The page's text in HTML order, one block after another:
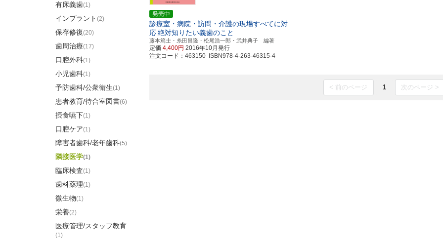
発売中
診療室・病院・訪問・介護の現場すべてに対
応絶対知りたい義歯のこと
藤本篤士・糸田昌隆・松尾浩一郎・武井典子 編著
定価 4,400円 2016年10月発行
注文コード：463150 ISBN978-4-263-46315-4
< 前のページ 1 次のページ >
有床義歯(1)
インプラント (2)
保存修復(20)
歯周治療(17)
口腔外科(1)
小児歯科(1)
予防歯科/公衆衛生(1)
患者教育/待合室図書(6)
摂食嚥下(1)
口腔ケア(1)
障害者歯科/老年歯科(5)
隣接医学(1)
臨床検査(1)
歯科薬理(1)
微生物(1)
栄養(2)
医療管理/スタッフ教育
(1)